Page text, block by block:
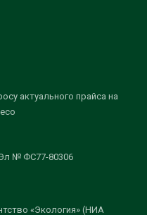
актуального прайса на
№ ФС77-80306
«Экология» (НИА